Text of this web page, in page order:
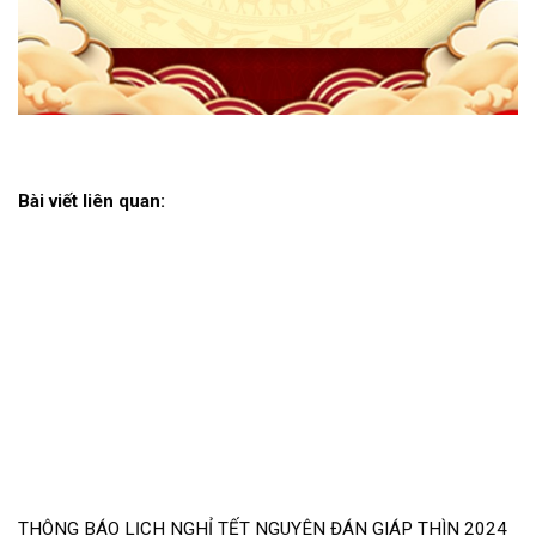
Bài viết liên quan:
THÔNG BÁO LỊCH NGHỈ TẾT NGUYÊN ĐÁN GIÁP THÌN 2024